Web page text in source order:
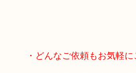
・どんなご依頼もお気軽